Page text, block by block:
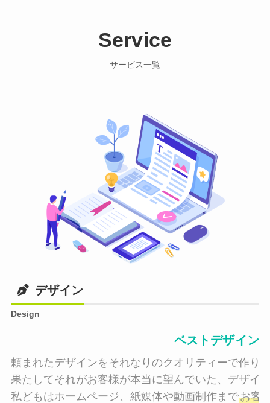
Service
サービス一覧
デザイン
Design
ベストデザイン
頼まれたデザインをそれなりのクオリティーで作り
果たしてそれがお客様が本当に望んでいた、デザイ
私どもはホームページ、紙媒体や動画制作までお客